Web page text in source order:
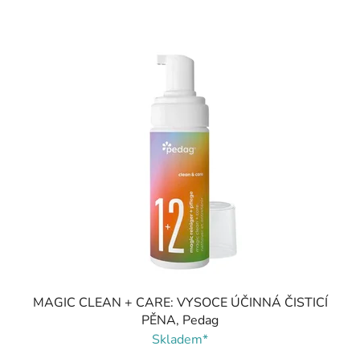
MAGIC CLEAN + CARE: VYSOCE ÚČINNÁ ČISTICÍ
PĚNA, Pedag
Skladem*